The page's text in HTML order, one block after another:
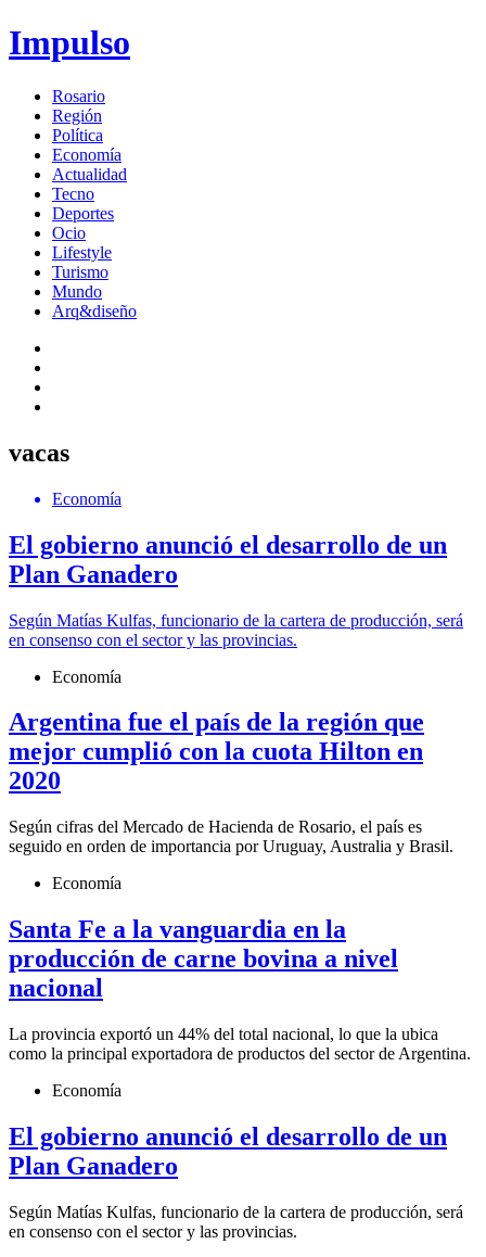
Impulso
Rosario
Región
Política
Economía
Actualidad
Tecno
Deportes
Ocio
Lifestyle
Turismo
Mundo
Arq&diseño
vacas
Economía
El gobierno anunció el desarrollo de un
Plan Ganadero
Según Matías Kulfas, funcionario de la cartera de producción, será
en consenso con el sector y las provincias.
Economía
Argentina fue el país de la región que
mejor cumplió con la cuota Hilton en
2020
Según cifras del Mercado de Hacienda de Rosario, el país es
seguido en orden de importancia por Uruguay, Australia y Brasil.
Economía
Santa Fe a la vanguardia en la
producción de carne bovina a nivel
nacional
La provincia exportó un 44% del total nacional, lo que la ubica
como la principal exportadora de productos del sector de Argentina.
Economía
El gobierno anunció el desarrollo de un
Plan Ganadero
Según Matías Kulfas, funcionario de la cartera de producción, será
en consenso con el sector y las provincias.